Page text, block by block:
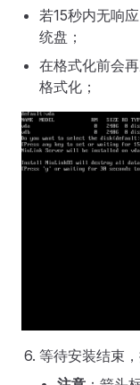
若15秒内无响
统盘；
在格式化前会
格式化；
等待安装结束